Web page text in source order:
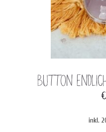
Button
€
inkl.